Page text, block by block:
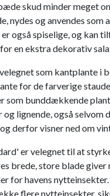
skud minder meget
nydes og anvendes som
også spiselige, og kan
en ekstra dekorativ
som kantplante i
for de farverige
som bunddækkende
og lignende, også selvom
derfor visner ned om
er velegnet til at
brede, store blade giver
for havens nytteinsekter.
flere nytteinsekter,